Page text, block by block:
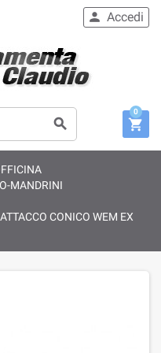

 Accedi

0
MANDRINI
CONICO WEM EX